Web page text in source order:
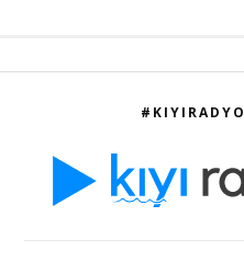
#KIYIRADYO